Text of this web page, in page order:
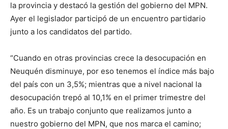
la provincia y destacó la gestión del gobierno del MPN.
Ayer el legislador participó de un encuentro partidario
junto a los candidatos del partido.
“Cuando en otras provincias crece la desocupación en
Neuquén disminuye, por eso tenemos el índice más bajo
del país con un 3,5%; mientras que a nivel nacional la
desocupación trepó al 10,1% en el primer trimestre del
año. Es un trabajo conjunto que realizamos junto a
nuestro gobierno del MPN, que nos marca el camino;